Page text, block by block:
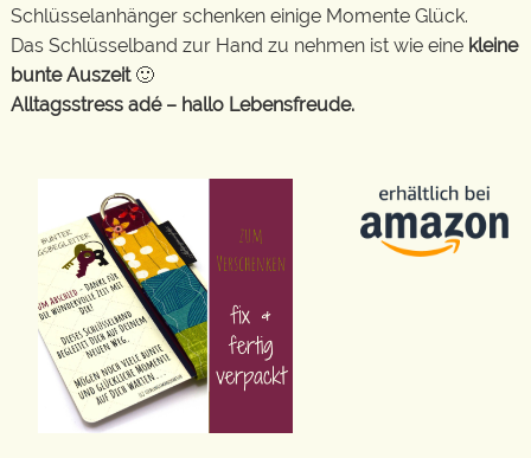
Schlüsselanhänger schenken einige Momente Glück.
Das Schlüsselband zur Hand zu nehmen ist wie eine kleine
bunte Auszeit🙂
Alltagsstress adé – hallo Lebensfreude.